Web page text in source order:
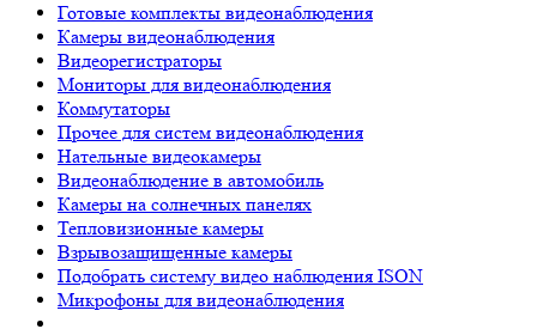
Готовые комплекты видеонаблюдения
Камеры видеонаблюдения
Видеорегистраторы
Мониторы для видеонаблюдения
Коммутаторы
Прочее для систем видеонаблюдения
Нательные видеокамеры
Видеонаблюдение в автомобиль
Камеры на солнечных панелях
Тепловизионные камеры
Взрывозащищенные камеры
Подобрать систему видео наблюдения ISON
Микрофоны для видеонаблюдения